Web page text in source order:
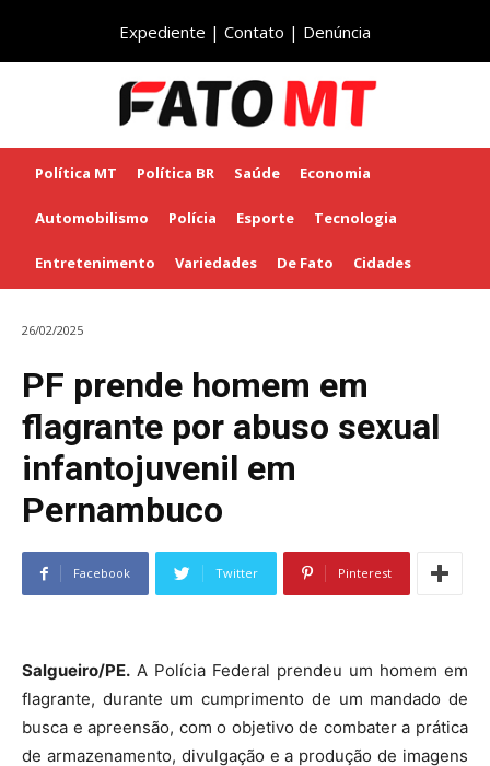
Expediente | Contato | Denúncia
Política MT Política BR Saúde Economia
Automobilismo Polícia Esporte Tecnologia
Entretenimento Variedades De Fato Cidades
26/02/2025
PF prende homem em
flagrante por abuso sexual
infantojuvenil em
Pernambuco
Facebook Twitter Pinterest
Salgueiro/PE. A Polícia Federal prendeu um homem em
flagrante, durante um cumprimento de um mandado de
busca e apreensão, com o objetivo de combater a prática
de armazenamento, divulgação e a produção de imagens